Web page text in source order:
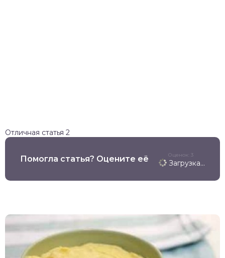
Отличная статья 2
Помогла статья? Оцените её Оценок: 3
Загрузка...